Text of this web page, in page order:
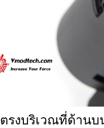
ตรงบริเวณที่ด้านบ